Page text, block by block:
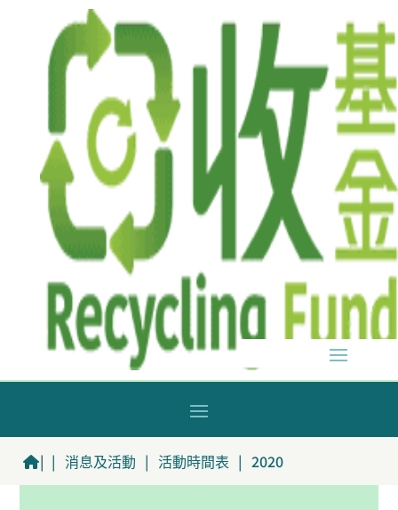
| | 消息及活動 | 活動時間表 | 2020